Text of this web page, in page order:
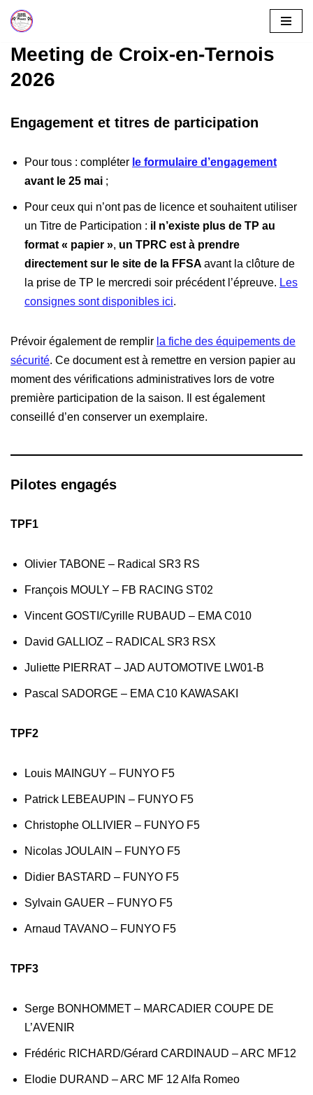
au
contenu
Meeting de Croix-en-Ternois
2026
Engagement et titres de participation
Pour tous : compléter le formulaire d’engagement
avant le 25 mai ;
Pour ceux qui n’ont pas de licence et souhaitent utiliser
un Titre de Participation : il n’existe plus de TP au
format « papier », un TPRC est à prendre
directement sur le site de la FFSA avant la clôture de
la prise de TP le mercredi soir précédent l’épreuve. Les
consignes sont disponibles ici.
Prévoir également de remplir la fiche des équipements de
sécurité. Ce document est à remettre en version papier au
moment des vérifications administratives lors de votre
première participation de la saison. Il est également
conseillé d’en conserver un exemplaire.
Pilotes engagés
TPF1
Olivier TABONE – Radical SR3 RS
François MOULY – FB RACING ST02
Vincent GOSTI/Cyrille RUBAUD – EMA C010
David GALLIOZ – RADICAL SR3 RSX
Juliette PIERRAT – JAD AUTOMOTIVE LW01-B
Pascal SADORGE – EMA C10 KAWASAKI
TPF2
Louis MAINGUY – FUNYO F5
Patrick LEBEAUPIN – FUNYO F5
Christophe OLLIVIER – FUNYO F5
Nicolas JOULAIN – FUNYO F5
Didier BASTARD – FUNYO F5
Sylvain GAUER – FUNYO F5
Arnaud TAVANO – FUNYO F5
TPF3
Serge BONHOMMET – MARCADIER COUPE DE
L’AVENIR
Frédéric RICHARD/Gérard CARDINAUD – ARC MF12
Elodie DURAND – ARC MF 12 Alfa Romeo